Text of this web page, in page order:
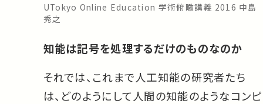
UTokyo Online Education 学術俯瞰講義 2016 中島
秀之
知能は記号を処理するだけのものなのか
それでは、これまで人工知能の研究者たち
は、どのようにして人間の知能のようなコンピ